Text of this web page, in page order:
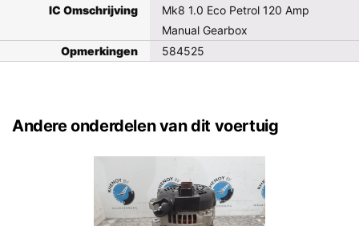
IC Omschrijving
Mk8 1.0 Eco Petrol 120 Amp
Manual Gearbox
Opmerkingen
584525
Andere onderdelen van dit voertuig